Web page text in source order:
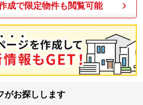
成で限定物件も閲覧可能
がお探しします